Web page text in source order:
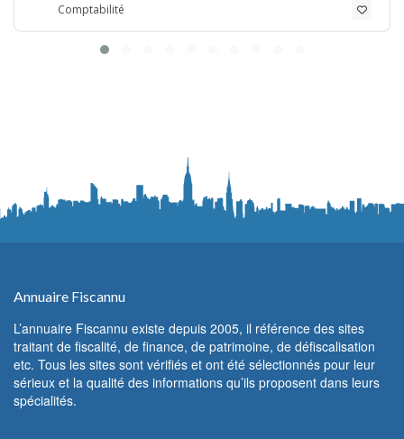
Comptabilité
Annuaire Fiscannu
L’annuaire Fiscannu existe depuis 2005, il référence des sites
traitant de fiscalité, de finance, de patrimoine, de défiscalisation
etc. Tous les sites sont vérifiés et ont été sélectionnés pour leur
sérieux et la qualité des informations qu’ils proposent dans leurs
spécialités.